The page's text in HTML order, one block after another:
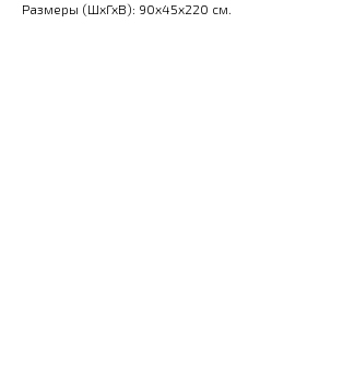
Размеры (ШхГхВ): 90x45x220 см.